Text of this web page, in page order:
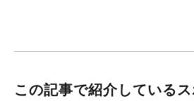
この記事で紹介しているス